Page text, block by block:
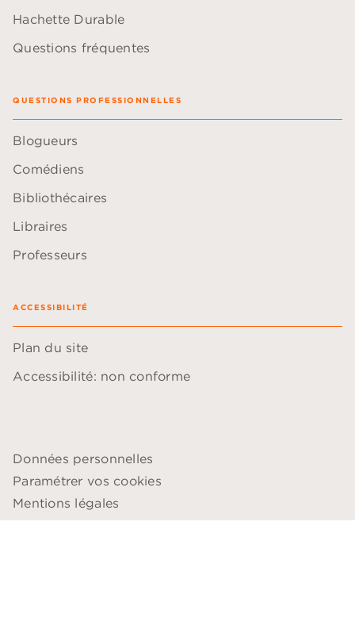
Hachette Durable
Questions fréquentes
QUESTIONS PROFESSIONNELLES
Blogueurs
Comédiens
Bibliothécaires
Libraires
Professeurs
ACCESSIBILITÉ
Plan du site
Accessibilité: non conforme
Données personnelles
Paramétrer vos cookies
Mentions légales
Conditions générales d'utilisation